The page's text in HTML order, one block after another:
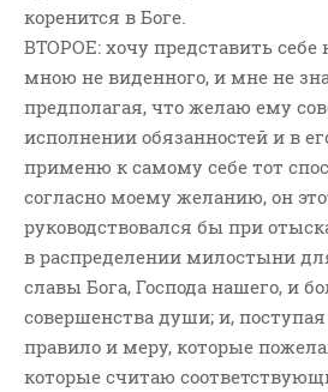
РУБРИКИ
Беседы По Бытие
Заметки
Изображения
Информация
Книга "Второе Пришествие
Книги
Мини-Проповеди
коренится в Боге.
ВТОРОЕ: хочу представить себе
мною не виденного, и мне не
предполагая, что желаю ему
исполнении обязанностей и в
применю к самому себе тот
согласно моему желанию, он
руководствовался бы при
в распределении милостыни
славы Бога, Господа нашего, и
совершенства души; и,
правило и меру, которые
которые считаю